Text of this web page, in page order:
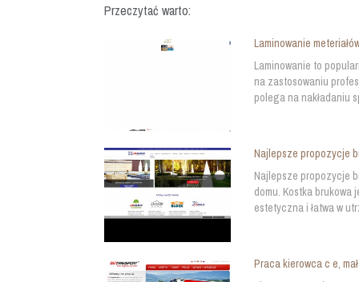
Przeczytać warto:
Laminowanie
Laminowanie to
na zastosowaniu
polega na nakładaniu
Najlepsze propozycje
Najlepsze propozycje
domu. Kostka brukowa
estetyczna i łatwa w
Praca kierowca c e,